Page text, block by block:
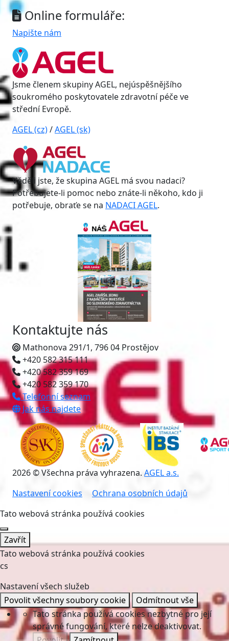
Online formuláře:
Napište nám
Jsme členem skupiny AGEL, nejúspěšnějšího
soukromého poskytovatele zdravotní péče ve
střední Evropě.
AGEL (cz)/AGEL (sk)
Věděli jste, že skupina AGEL má svou nadaci?
Potřebujete-li pomoc nebo znáte-li někoho, kdo ji
potřebuje, obraťe se na NADACI AGEL.
Kontaktujte nás
Mathonova 291/1, 796 04 Prostějov
+420 582 315 111
+420 582 359 169
+420 582 359 170
Telefonní seznam
Jak nás najdete
2026 © Všechna práva vyhrazena.AGEL a.s.
Nastavení cookies
Ochrana osobních údajů
Tato webová stránka používá cookies
Zavřít
Tato webová stránka používá cookies
cs
Nastavení všech služeb
Povolit všechny soubory cookie
Odmítnout vše
Tato stránka používá cookies nezbytné pro její
správné fungování, které nelze deaktivovat.